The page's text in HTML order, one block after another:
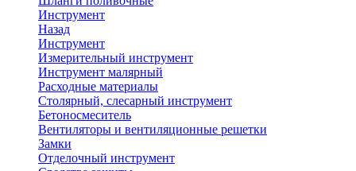
Инструмент
Назад
Инструмент
Измерительный инструмент
Инструмент малярный
Расходные материалы
Столярный, слесарный инструмент
Бетоносмеситель
Вентиляторы и вентиляционные решетки
Замки
Отделочный инструмент